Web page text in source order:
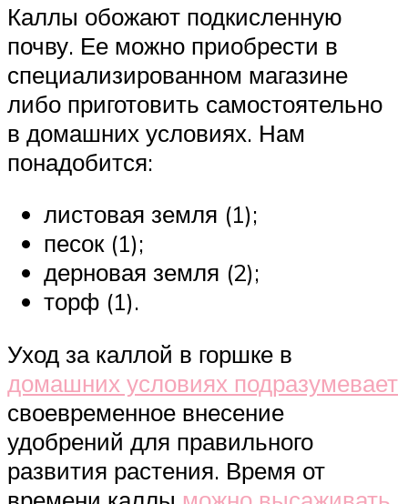
Каллы обожают подкисленную
почву. Ее можно приобрести в
специализированном магазине
либо приготовить самостоятельно
в домашних условиях. Нам
понадобится:
листовая земля (1);
песок (1);
дерновая земля (2);
торф (1).
Уход за каллой в горшке в
домашних условиях подразумевает
своевременное внесение
удобрений для правильного
развития растения. Время от